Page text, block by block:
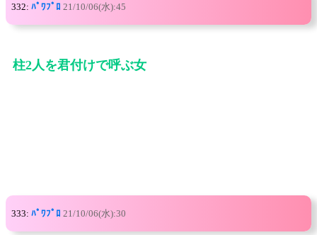
332: ﾊﾟﾜﾌﾟﾛ 21/10/06(水):45
柱2人を君付けで呼ぶ女
333: ﾊﾟﾜﾌﾟﾛ 21/10/06(水):30